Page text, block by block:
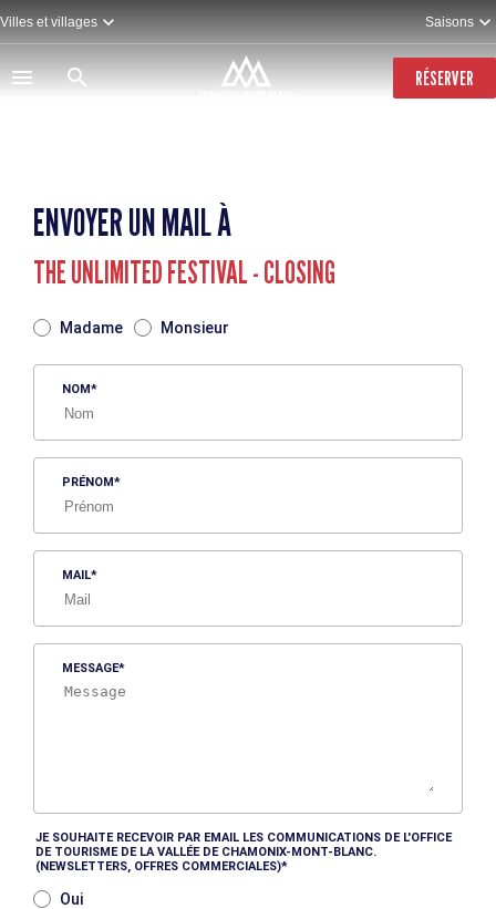
Aller
au
contenu
principal
Villes et villages Saisons
RÉSERVER
ENVOYER UN MAIL À
THE UNLIMITED FESTIVAL - CLOSING
Madame Monsieur
NOM
PRÉNOM
MAIL
MESSAGE
JE SOUHAITE RECEVOIR PAR EMAIL LES COMMUNICATIONS DE L'OFFICE
DE TOURISME DE LA VALLÉE DE CHAMONIX-MONT-BLANC.
(NEWSLETTERS, OFFRES COMMERCIALES)
Oui